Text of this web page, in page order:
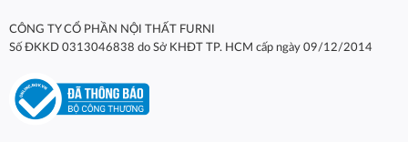
CÔNG TY CỔ PHẦN NỘI THẤT FURNI
Số ĐKKD 0313046838 do Sở KHĐT TP. HCM cấp ngày 09/12/2014